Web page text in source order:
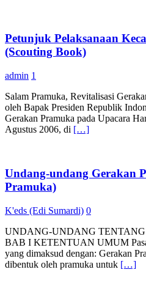
Petunjuk Pelaksanaan
(Scouting Book)
admin 1
Salam Pramuka, Revitalisasi
oleh Bapak Presiden Republik
Gerakan Pramuka pada Upacara
Agustus 2006, di […]
Undang-undang Gerakan
Pramuka)
K'eds (Edi Sumardi) 0
UNDANG-UNDANG
BAB I KETENTUAN UMUM
yang dimaksud dengan: Gerakan
dibentuk oleh pramuka untuk […]